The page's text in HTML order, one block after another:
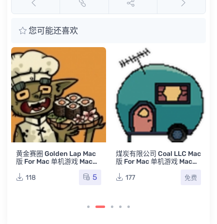
您可能还喜欢
黄金赛圈 Golden Lap Mac
版 For Mac 单机游戏 Mac游
118
5
煤炭有限公司 Coal LLC Mac
版 For Mac 单机游戏 Mac游
177
免费